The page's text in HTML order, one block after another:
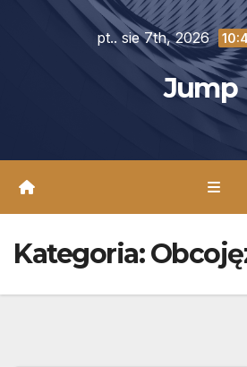
pt.. sie 7th, 2026
Jump
Kategoria: